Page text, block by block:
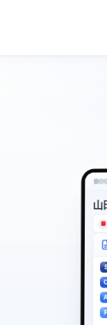
山
S
P